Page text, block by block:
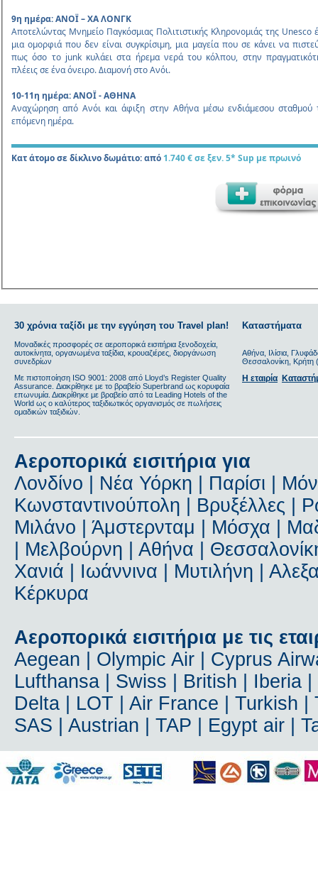
9η ηµέρα: ANΟΪ – ΧΑ ΛΟΝΓΚ
Αποτελώντας Μνηµείο Παγκόσµιας Πολιτιστικής Κληρονοµιάς της Unesco
µια οµορφιά που δεν είναι συγκρίσιµη, µια µαγεία που σε κάνει να
πως όσο το junk κυλάει στα ήρεµα νερά του κόλπου, στην
πλέεις σε ένα όνειρο. Διαµονή στο Ανόι.
10-11η ηµέρα: ΑΝΟΪ - ΑΘΗΝΑ
Αναχώρηση από Ανόι και άφιξη στην Αθήνα µέσω ενδιάµεσου σταθµού
επόµενη ηµέρα.
Κατ άτοµο σε δίκλινο δωµάτιο: από 1.740 € σε ξεν. 5* Sup µε πρωινό
30 χρόνια ταξίδι με την εγγύηση του Travel plan!
Μοναδικές προσφορές σε αεροπορικά εισιτήρια ξενοδοχεία,
αυτοκίνητα, οργανωμένα ταξίδια, κρουαζιέρες, διοργάνωση
συνεδρίων
Με πιστοποίηση ΙSO 9001: 2008 από Lloyd’s Register Quality
Assurance. Διακρίθηκε με το βραβείο Superbrand ως κορυφαία
επωνυμία. Διακρίθηκε με βραβείο από τα Leading Hotels of the
World ως ο καλύτερος ταξιδιωτικός οργανισμός σε πωλήσεις
ομαδικών ταξιδιών.
Καταστήματα
Αθήνα, Ιλίσια,
Θεσσαλονίκη, Κρήτη
Η εταιρία
Αεροπορικά εισιτήρια για
Λονδίνο | Νέα Υόρκη | Παρίσι |
Κωνσταντινούπολη | Βρυξέλλες |
Μιλάνο | Άμστερνταμ | Μόσχα |
| Μελβούρνη | Αθήνα |
Χανιά | Ιωάννινα | Μυτιλήνη |
Κέρκυρα
Αεροπορικά εισιτήρια με τις
Aegean | Olympic Air | Cyprus
Lufthansa | Swiss | British | Iberia
Delta | LOT | Air France | Turkish |
SAS | Austrian | TAP | Egypt air |